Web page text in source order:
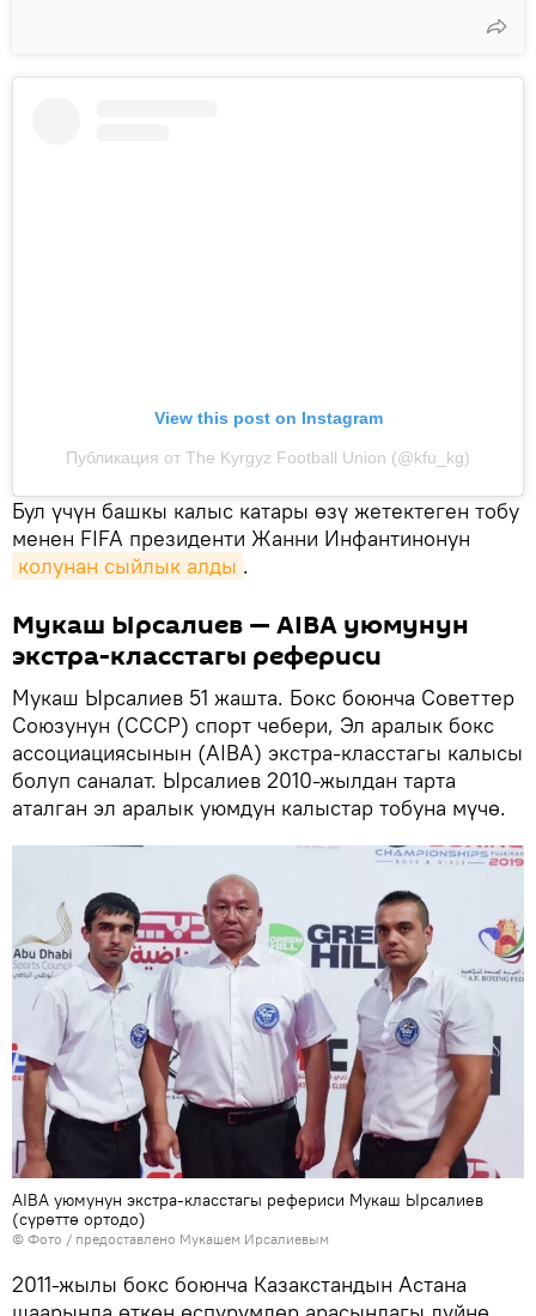
View this post on Instagram
Публикация от The Kyrgyz Football Union (@kfu_kg)
Бул үчүн башкы калыс катары өзү жетектеген тобу
менен FIFA президенти Жанни Инфантинонун
колунан сыйлык алды .
Мукаш Ырсалиев — AIBA уюмунун
экстра-класстагы рефериси
Мукаш Ырсалиев 51 жашта. Бокс боюнча Советтер
Союзунун (СССР) спорт чебери, Эл аралык бокс
ассоциациясынын (AIBA) экстра-класстагы калысы
болуп саналат. Ырсалиев 2010-жылдан тарта
аталган эл аралык уюмдун калыстар тобуна мүчө.
AIBA уюмунун экстра-класстагы рефериси Мукаш Ырсалиев
(сүрөттө ортодо)
© Фото / предоставлено Мукашем Ирсалиевым
2011-жылы бокс боюнча Казакстандын Астана